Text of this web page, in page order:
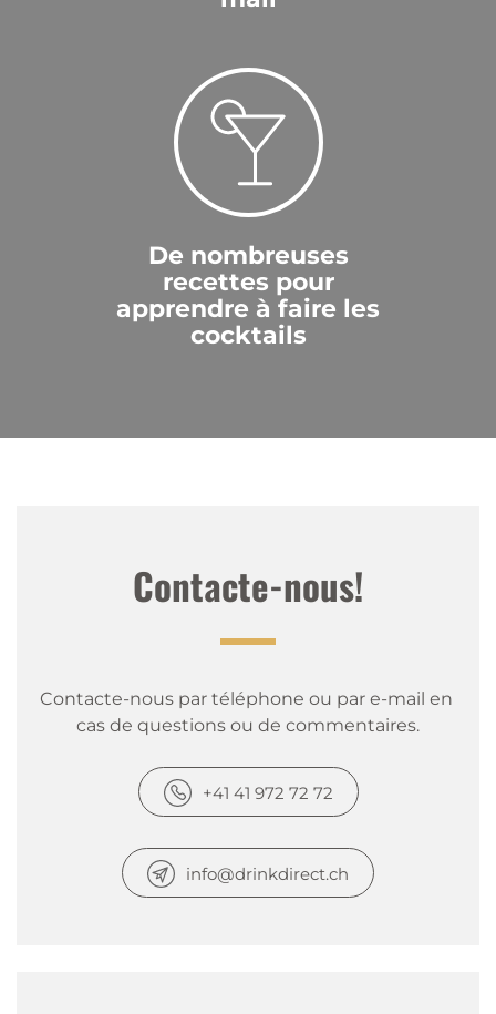
De nombreuses
recettes pour
apprendre à faire les
cocktails
Contacte-nous!
Contacte-nous par téléphone ou par e-mail en
cas de questions ou de commentaires.
+41 41 972 72 72
info@drinkdirect.ch